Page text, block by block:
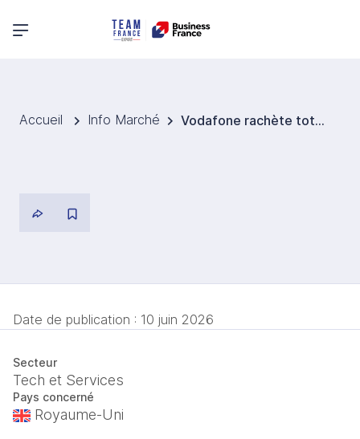
Menu principal
Accueil Info Marché Vodafone rachète totalement VodafoneThree pour près de 5 Mds EUR
Date de publication : 10 juin 2026
Secteur
Tech et Services
Pays concerné
Royaume-Uni